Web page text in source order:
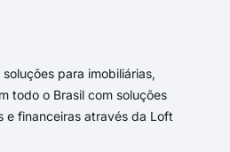
para imobiliárias,
todo o Brasil com soluções
e financeiras através da Loft